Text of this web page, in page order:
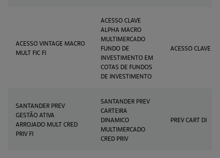
ACESSO VINTAGE MACRO
MULT FIC FI
ACESSO CLAVE
ALPHA MACRO
MULTIMERCADO
FUNDO DE
INVESTIMENTO EM
COTAS DE FUNDOS
DE INVESTIMENTO
ACESSO CLAVE
SANTANDER PREV
GESTÃO ATIVA
ARROJADO MULT CRED
PRIV FI
SANTANDER PREV
CARTEIRA
DINAMICO
MULTIMERCADO
CRED PRIV
PREV CART DI